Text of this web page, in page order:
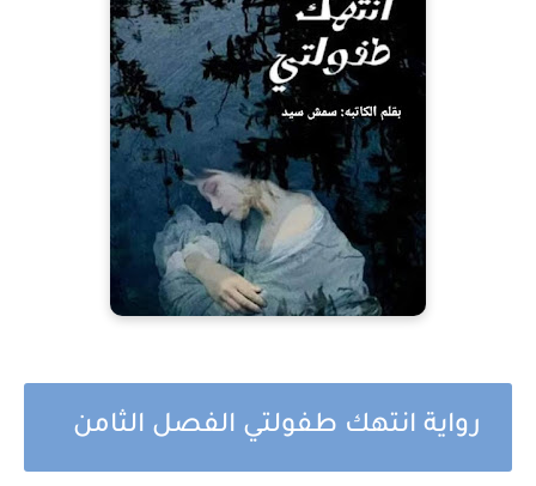
رواية انتهك طفولتي الفصل الثامن